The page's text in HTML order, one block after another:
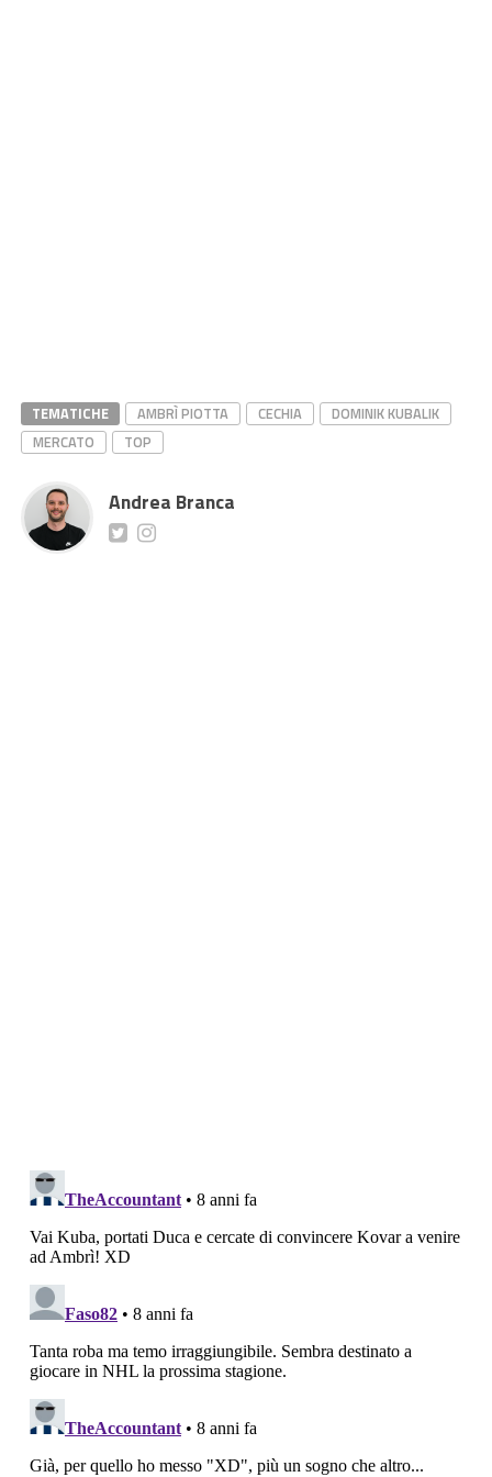
TEMATICHE AMBRÌ PIOTTA CECHIA
DOMINIK KUBALIK
MERCATO
TOP
Andrea Branca